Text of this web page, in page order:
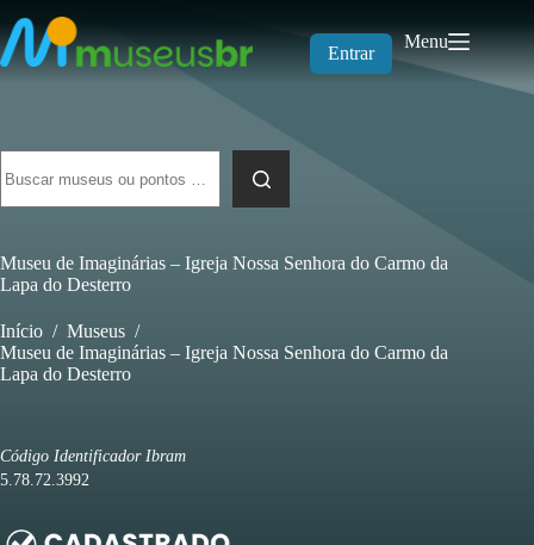
para
o
conteúdo
Entrar
Menu
resultados
Museu de Imaginárias – Igreja Nossa Senhora do Carmo da
Lapa do Desterro
Início / Museus /
Museu de Imaginárias – Igreja Nossa Senhora do Carmo da
Lapa do Desterro
Código Identificador Ibram
5.78.72.3992